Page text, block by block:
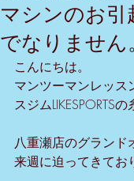
マシンのお
でなりません。
こんにちは。
マンツーマンレッス
スジムLIKESPORTSの
八重瀬店のグランド
来週に迫ってきてお